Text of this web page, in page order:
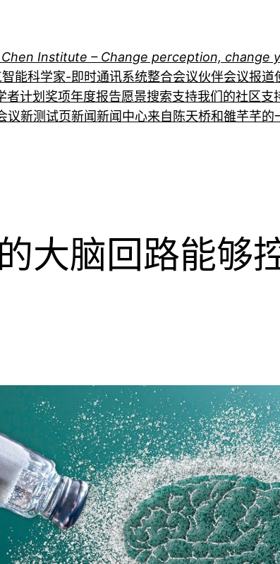
Chen Institute – Change perception, change
智能科学家-即时通讯系统整合会议伙伴会议报道
者计划 奖项年度报告愿景搜索支持我们的社区支
议新测试页新闻新闻中心来自陈天桥和雒芊芊的
大脑回路能够